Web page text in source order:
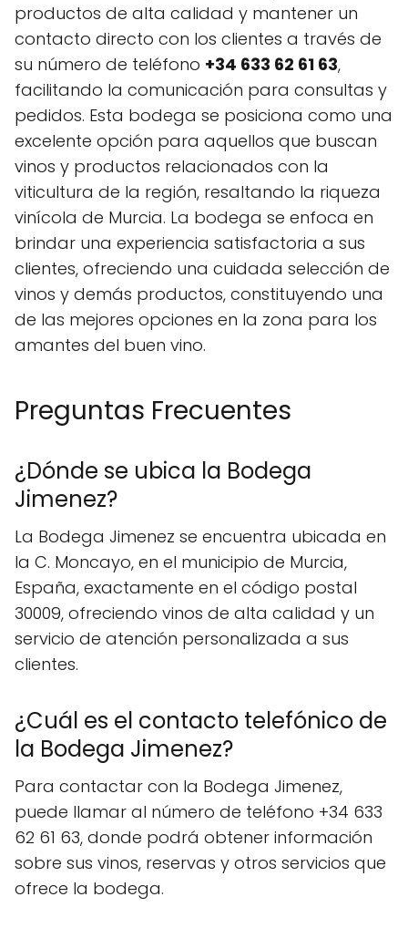
productos de alta calidad y mantener un
contacto directo con los clientes a través de
su número de teléfono +34 633 62 61 63,
facilitando la comunicación para consultas y
pedidos. Esta bodega se posiciona como una
excelente opción para aquellos que buscan
vinos y productos relacionados con la
viticultura de la región, resaltando la riqueza
vinícola de Murcia. La bodega se enfoca en
brindar una experiencia satisfactoria a sus
clientes, ofreciendo una cuidada selección de
vinos y demás productos, constituyendo una
de las mejores opciones en la zona para los
amantes del buen vino.
Preguntas Frecuentes
¿Dónde se ubica la Bodega
Jimenez?
La Bodega Jimenez se encuentra ubicada en
la C. Moncayo, en el municipio de Murcia,
España, exactamente en el código postal
30009, ofreciendo vinos de alta calidad y un
servicio de atención personalizada a sus
clientes.
¿Cuál es el contacto telefónico de
la Bodega Jimenez?
Para contactar con la Bodega Jimenez,
puede llamar al número de teléfono +34 633
62 61 63, donde podrá obtener información
sobre sus vinos, reservas y otros servicios que
ofrece la bodega.